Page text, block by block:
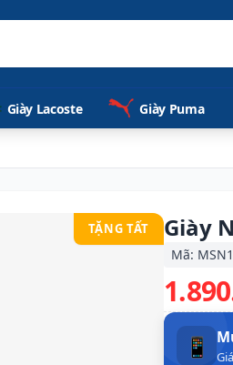
Giày Lacoste Giày Puma
TẶNG TẤT Giày
Mã:
📱